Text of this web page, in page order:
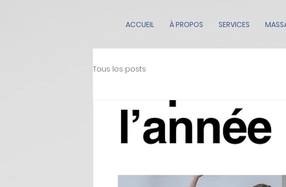
ACCUEIL À PROPOS SERVICES
Tous les posts